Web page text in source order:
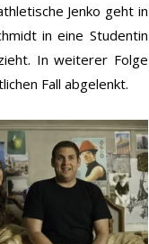
Jenko geht in
in eine Studentin
In weiterer Folge
Fall abgelenkt.